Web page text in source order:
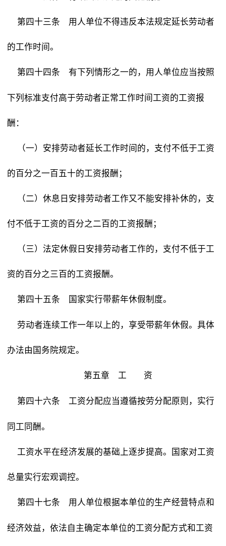
第四十三条 用人单位不得违反本法规定延长劳动者
的工作时间。
第四十四条 有下列情形之一的，用人单位应当按照
下列标准支付高于劳动者正常工作时间工资的工资报
酬：
（一）安排劳动者延长工作时间的，支付不低于工资
的百分之一百五十的工资报酬；
（二）休息日安排劳动者工作又不能安排补休的，支
付不低于工资的百分之二百的工资报酬；
（三）法定休假日安排劳动者工作的，支付不低于工
资的百分之三百的工资报酬。
第四十五条 国家实行带薪年休假制度。
劳动者连续工作一年以上的，享受带薪年休假。具体
办法由国务院规定。
第五章 工 资
第四十六条 工资分配应当遵循按劳分配原则，实行
同工同酬。
工资水平在经济发展的基础上逐步提高。国家对工资
总量实行宏观调控。
第四十七条 用人单位根据本单位的生产经营特点和
经济效益，依法自主确定本单位的工资分配方式和工资